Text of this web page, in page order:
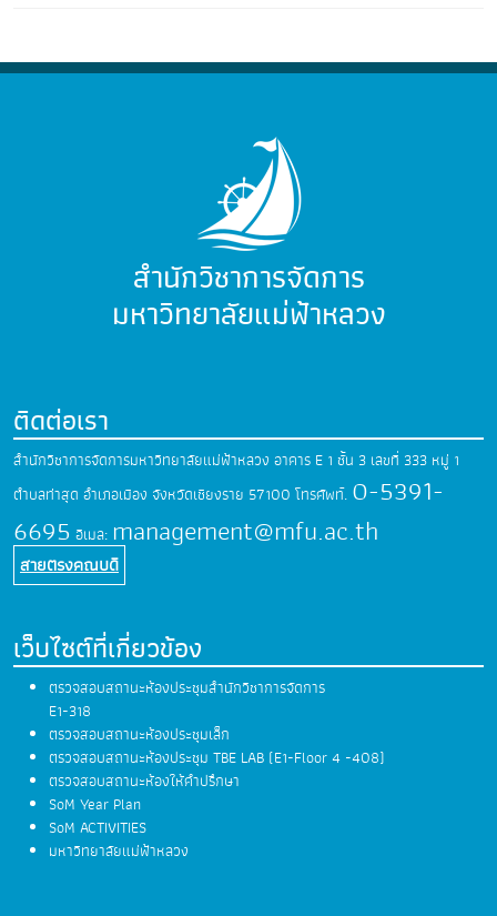
สำนักวิชาการจัดการ
มหาวิทยาลัยแม่ฟ้าหลวง
ติดต่อเรา
สำนักวิชาการจัดการมหาวิทยาลัยแม่ฟ้าหลวง อาคาร E 1 ชั้น 3 เลขที่ 333 หมู่ 1
ตำบลท่าสุด อำเภอเมือง จังหวัดเชียงราย 57100 โทรศัพท์. 0-5391-
6695 อีเมล: management@mfu.ac.th
สายตรงคณบดี
เว็บไซต์ที่เกี่ยวข้อง
ตรวจสอบสถานะห้องประชุมสำนักวิชาการจัดการ
E1-318
ตรวจสอบสถานะห้องประชุมเล็ก
ตรวจสอบสถานะห้องประชุม TBE LAB (E1-Floor 4 -408)
ตรวจสอบสถานะห้องให้คำปรึกษา
SoM Year Plan
SoM ACTIVITIES
มหาวิทยาลัยแม่ฟ้าหลวง